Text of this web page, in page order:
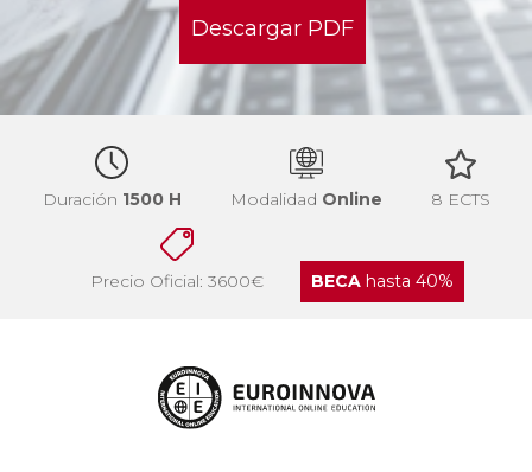
Descargar PDF
Duración 1500 H Modalidad Online 8 ECTS
Precio Oficial: 3600€ BECAhasta 40%